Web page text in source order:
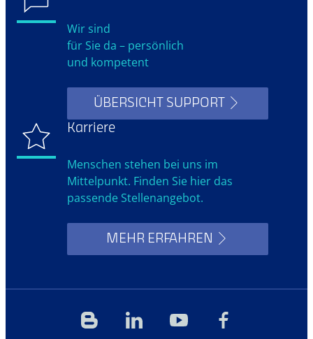
Wir sind
für Sie da – persönlich
und kompetent
ÜBERSICHT SUPPORT
Karriere
Menschen stehen bei uns im
Mittelpunkt. Finden Sie hier das
passende Stellenangebot.
MEHR ERFAHREN